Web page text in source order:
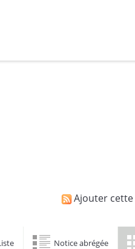
ainsi que pour
Ajouter cette
Notice abrégée